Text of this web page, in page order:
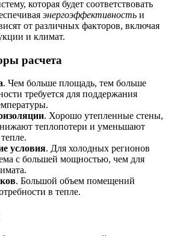
которая будет соответствовать
энергоэффективность и
от различных факторов, включая
и климат.
расчета
. Чем больше площадь, тем больше
требуется для поддержания
. Хорошо утепленные стены,
теплопотери и уменьшают
условия. Для холодных регионов
с большей мощностью, чем для
. Большой объем помещений
в тепле.